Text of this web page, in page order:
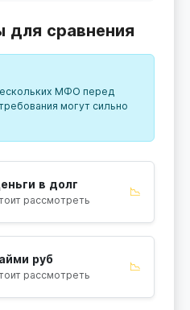
для сравнения
МФО перед
могут сильно
в долг
рассмотреть
📉
руб
рассмотреть
📉